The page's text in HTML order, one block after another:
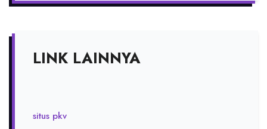
LINK LAINNYA
situs pkv